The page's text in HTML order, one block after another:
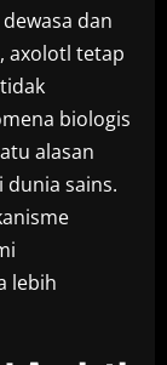
dan
axolotl tetap
biologis
alasan
dunia sains.
lebih